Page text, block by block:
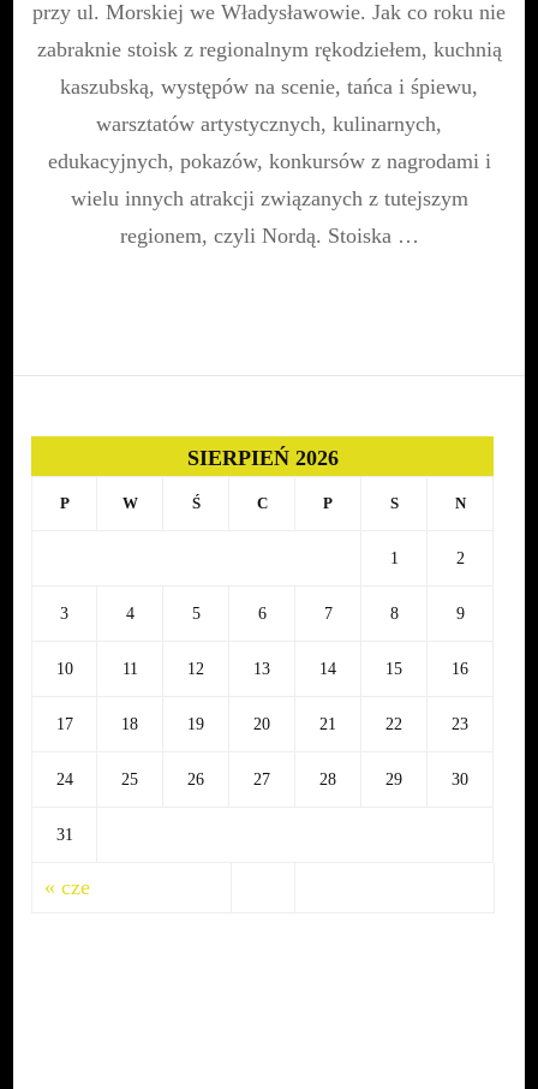
Targowisku
przy
Morskiej
przy ul. Morskiej we Władysławowie. Jak co roku nie
zabraknie stoisk z regionalnym rękodziełem, kuchnią
kaszubską, występów na scenie, tańca i śpiewu,
warsztatów artystycznych, kulinarnych,
edukacyjnych, pokazów, konkursów z nagrodami i
wielu innych atrakcji związanych z tutejszym
regionem, czyli Nordą. Stoiska …
SIERPIEŃ 2026
P W Ś C P S N
1 2
3 4 5 6 7 8 9
10 11 12 13 14 15 16
17 18 19 20 21 22 23
24 25 26 27 28 29 30
31
« cze